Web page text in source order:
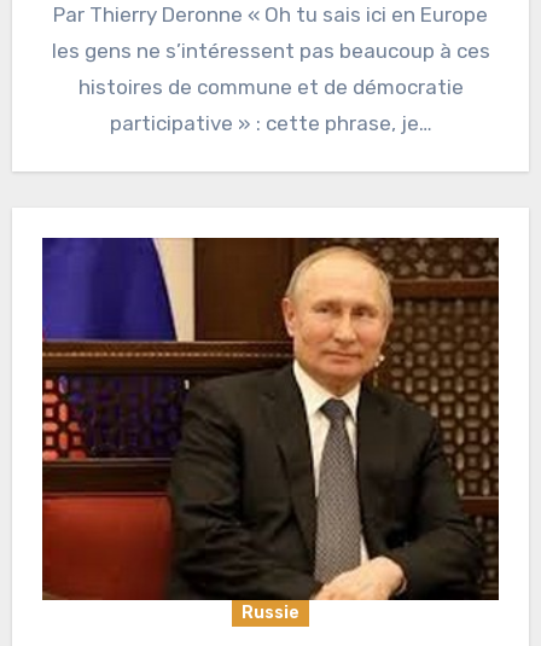
Par Thierry Deronne « Oh tu sais ici en Europe
les gens ne s’intéressent pas beaucoup à ces
histoires de commune et de démocratie
participative » : cette phrase, je…
Russie